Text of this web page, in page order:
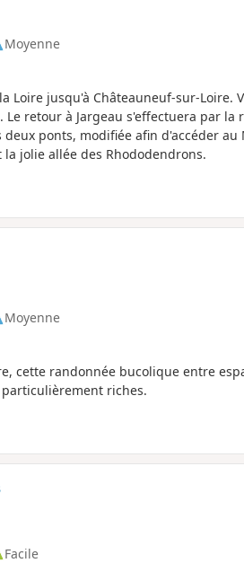
Moyenne
Loire jusqu'à Châteauneuf-sur-Loire.
retour à Jargeau s'effectuera par la
ponts, modifiée afin d'accéder au
jolie allée des Rhododendrons.
Moyenne
cette randonnée bucolique entre
riches.
Facile